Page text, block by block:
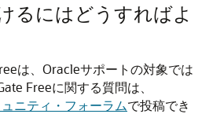
るにはどうすればよ
は、Oracleサポートの対象では
Freeに関する質問は、
ニティ・フォーラムで投稿でき